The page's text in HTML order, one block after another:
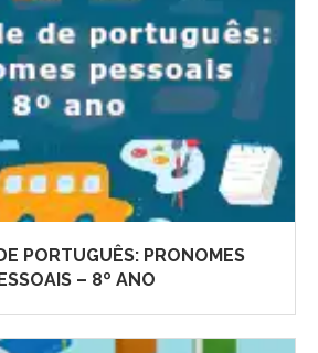
PORTUGUÊS: PRONOMES
– 8º ANO